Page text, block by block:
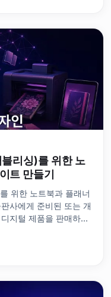
리싱)를 위한 노
트 만들기
위한 노트북과 플래너
사에게 준비된 또는 개
지털 제품을 판매하거